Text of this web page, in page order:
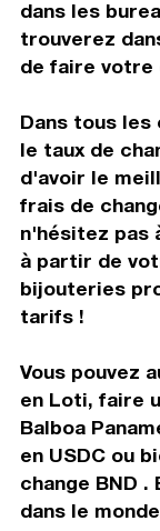
dans les
trouverez
de faire votre
Dans tous
le taux de
d'avoir le
frais de
n'hésitez pas
à partir de
bijouteries
tarifs !
Vous pouvez
en Loti, faire
Balboa
en USDC ou
change BND
dans le